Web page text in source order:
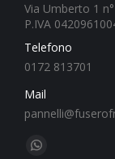
Via Umberto 1
P.IVA
Telefono
0172 813701
Mail
Ci puoi trovare su: